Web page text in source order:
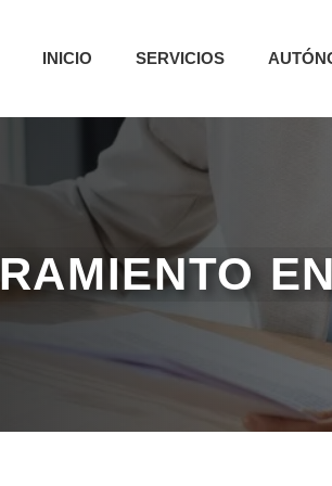
INICIO SERVICIOS